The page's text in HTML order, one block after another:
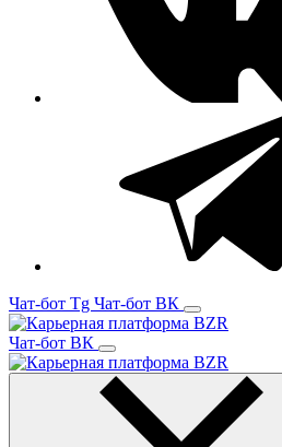
Чат-бот Tg Чат-бот ВК
Чат-бот ВК